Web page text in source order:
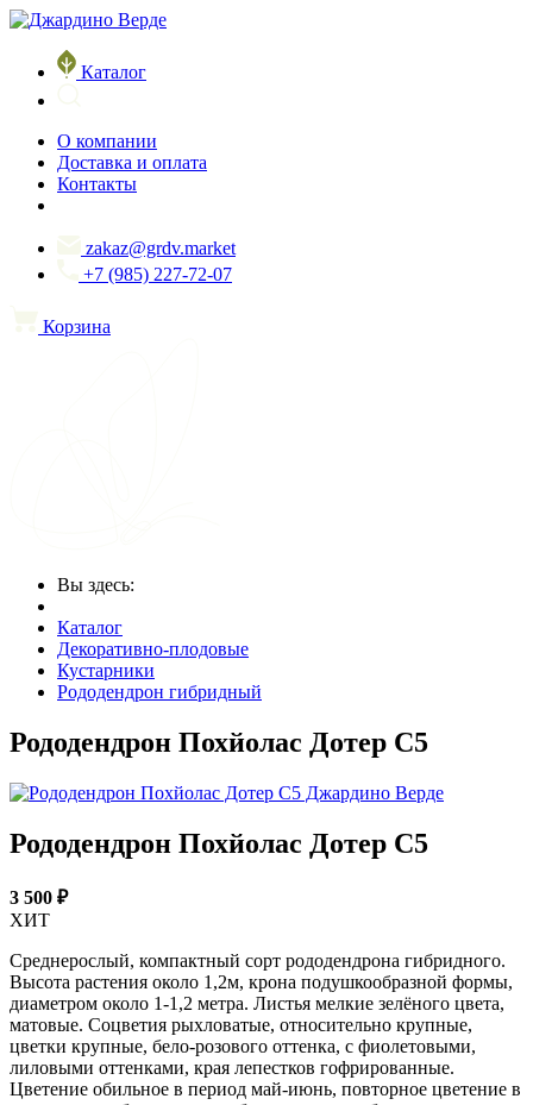
Каталог
О компании
Доставка и оплата
Контакты
zakaz@grdv.market
+7 (985) 227-72-07
Корзина
Вы здесь:
Каталог
Декоративно-плодовые
Кустарники
Рододендрон гибридный
Рододендрон Похйолас Дотер С5
Рододендрон Похйолас Дотер С5
3 500 ₽
ХИТ
Среднерослый, компактный сорт рододендрона гибридного.
Высота растения около 1,2м, крона подушкообразной формы,
диаметром около 1-1,2 метра. Листья мелкие зелёного цвета,
матовые. Соцветия рыхловатые, относительно крупные,
цветки крупные, бело-розового оттенка, с фиолетовыми,
лиловыми оттенками, края лепестков гофрированные.
Цветение обильное в период май-июнь, повторное цветение в